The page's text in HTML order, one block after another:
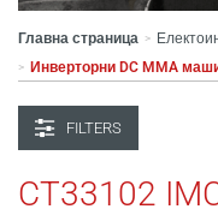
Главна страница >
> Инверторни DC MMA
FILTERS
CT33102